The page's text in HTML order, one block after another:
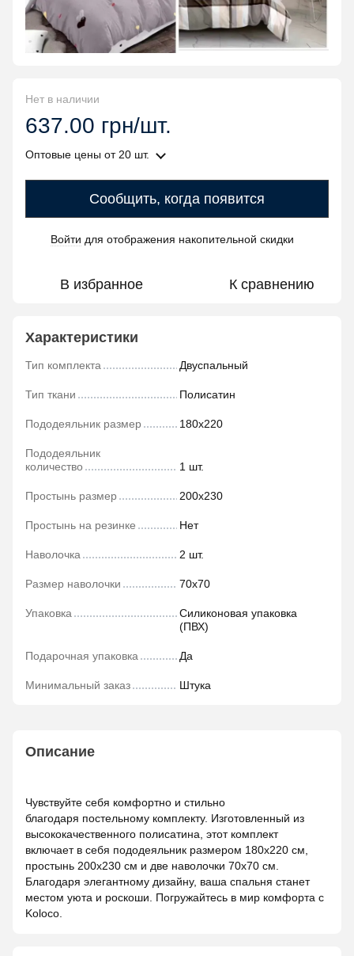
Нет в наличии
637.00 грн/шт.
Оптовые цены от 20 шт.
Сообщить, когда появится
Войти для отображения накопительной скидки
В избранное К сравнению
Характеристики
Тип комплекта Двуспальный
Тип ткани Полисатин
Пододеяльник размер 180х220
Пододеяльник
количество
1 шт.
Простынь размер 200х230
Простынь на резинке Нет
Наволочка 2 шт.
Размер наволочки 70х70
Упаковка
Силиконовая упаковка
(ПВХ)
Подарочная упаковка Да
Минимальный заказ Штука
Описание
Чувствуйте себя комфортно и стильно
благодаря постельному комплекту. Изготовленный из
высококачественного полисатина, этот комплект
включает в себя пододеяльник размером 180x220 см,
простынь 200x230 см и две наволочки 70x70 см.
Благодаря элегантному дизайну, ваша спальня станет
местом уюта и роскоши. Погружайтесь в мир комфорта с
Koloco.